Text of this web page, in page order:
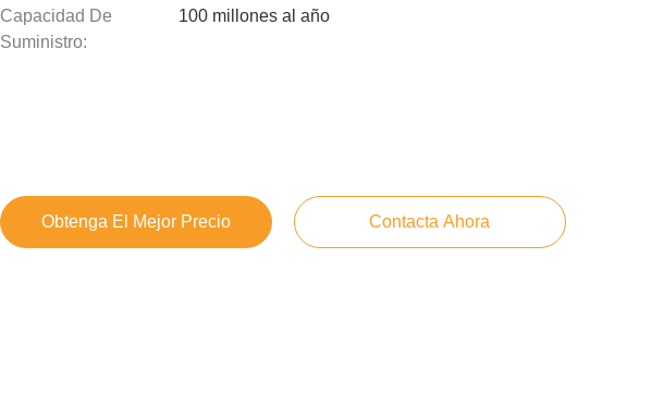
Capacidad De
Suministro:
100 millones al año
Obtenga El Mejor Precio Contacta Ahora